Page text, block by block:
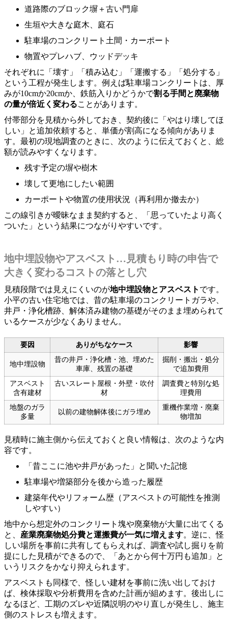
道路際のブロック塀＋古い門扉
生垣や大きな庭木、庭石
駐車場のコンクリート土間・カーポート
物置やプレハブ、ウッドデッキ
それぞれに「壊す」「積み込む」「運搬する」「処分する」
という工程が発生します。例えば駐車場コンクリートは、厚
みが10cmか20cmか、鉄筋入りかどうかで割る手間と廃棄物
の量が倍近く変わることがあります。
付帯部分を見積から外しておき、契約後に「やはり壊してほ
しい」と追加依頼すると、単価が割高になる傾向がありま
す。最初の現地調査のときに、次のように伝えておくと、総
額が読みやすくなります。
残す予定の塀や樹木
壊して更地にしたい範囲
カーポートや物置の使用状況（再利用か撤去か）
この線引きが曖昧なまま契約すると、「思っていたより高く
ついた」という結果につながりやすいです。
地中埋設物やアスベスト…見積もり時の申告で
大きく変わるコストの落とし穴
見積段階では見えにくいのが地中埋設物とアスベスト です。
小平の古い住宅地では、昔の駐車場のコンクリートガラや、
井戸・浄化槽跡、解体済み建物の基礎がそのまま埋められて
いるケースが少なくありません。
要因 ありがちなケース 影響
地中埋設物
昔の井戸・浄化槽・池、埋めた
車庫、残置の基礎
掘削・搬出・処分
で追加費用
アスベスト
含有建材
古いスレート屋根・外壁・吹付
材
調査費と特別な処
理費用
地盤のガラ
多量
以前の建物解体後にガラ埋め
重機作業増・廃棄
物増加
見積時に施主側から伝えておくと良い情報は、次のような内
容です。
「昔ここに池や井戸があった」と聞いた記憶
駐車場や増築部分を後から造った履歴
建築年代やリフォーム歴（アスベストの可能性を推測
しやすい）
地中から想定外のコンクリート塊や廃棄物が大量に出てくる
と、 産業廃棄物処分費と運搬費が一気に増えます。逆に、怪
しい場所を事前に共有してもらえれば、調査や試し掘りを前
提にした見積ができるので、「あとから何十万円も追加」と
いうリスクをかなり抑えられます。
アスベストも同様で、怪しい建材を事前に洗い出しておけ
ば、検体採取や分析費用を含めた計画が組めます。後出しに
なるほど、工期のズレや近隣説明のやり直しが発生し、施主
側のストレスも増えます。